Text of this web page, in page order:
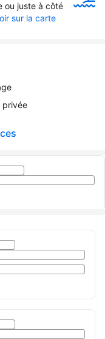
ou juste à côté
sur la carte
privée